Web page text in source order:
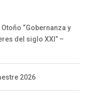
“Gobernanza y
del siglo XXI” –
2026